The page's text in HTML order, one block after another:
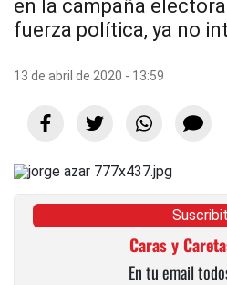
en la campaña
fuerza política, ya no
13 de abril de 2020 - 13:59
Caras y
En tu email